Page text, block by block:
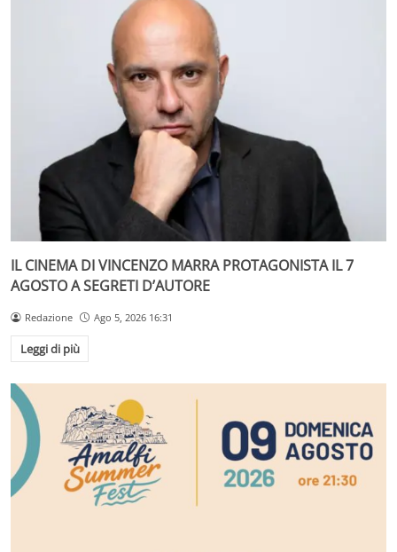
IL CINEMA DI VINCENZO MARRA PROTAGONISTA IL 7
AGOSTO A SEGRETI D’AUTORE
Redazione Ago 5, 2026 16:31
Leggi di più